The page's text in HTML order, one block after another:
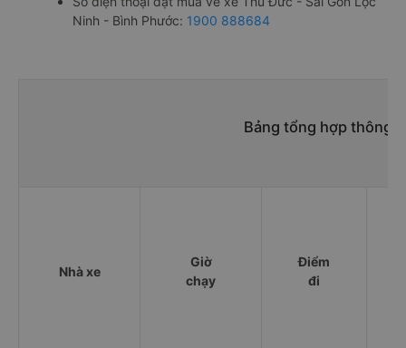
Ninh - Bình Phước: 1900 888684
Bảng tổng hợp thông
Nhà xe
Giờ
chạy
Điểm
đi